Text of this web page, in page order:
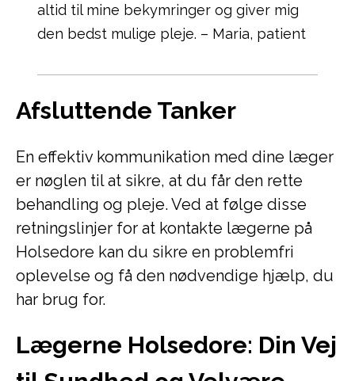
altid til mine bekymringer og giver mig
den bedst mulige pleje. – Maria, patient
Afsluttende Tanker
En effektiv kommunikation med dine læger
er nøglen til at sikre, at du får den rette
behandling og pleje. Ved at følge disse
retningslinjer for at kontakte lægerne på
Holsedore kan du sikre en problemfri
oplevelse og få den nødvendige hjælp, du
har brug for.
Lægerne Holsedore: Din Vej